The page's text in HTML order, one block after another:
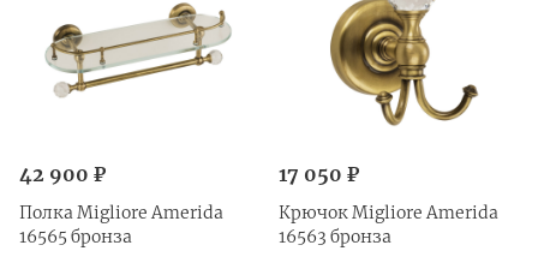
42 900 ₽
Полка Migliore Amerida
16565 бронза
17 050 ₽
Крючок Migliore Amerida
16563 бронза